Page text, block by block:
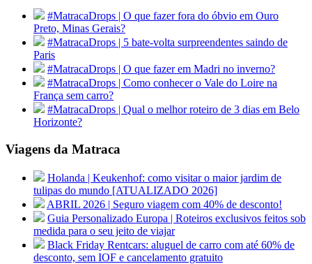
#MatracaDrops | O que fazer fora do óbvio em Ouro
Preto, Minas Gerais?
#MatracaDrops | 5 bate-volta surpreendentes saindo de
Paris
#MatracaDrops | O que fazer em Madri no inverno?
#MatracaDrops | Como conhecer o Vale do Loire na
França sem carro?
#MatracaDrops | Qual o melhor roteiro de 3 dias em Belo
Horizonte?
Viagens da Matraca
Holanda | Keukenhof: como visitar o maior jardim de
tulipas do mundo [ATUALIZADO 2026]
ABRIL 2026 | Seguro viagem com 40% de desconto!
Guia Personalizado Europa | Roteiros exclusivos feitos sob
medida para o seu jeito de viajar
Black Friday Rentcars: aluguel de carro com até 60% de
desconto, sem IOF e cancelamento gratuito